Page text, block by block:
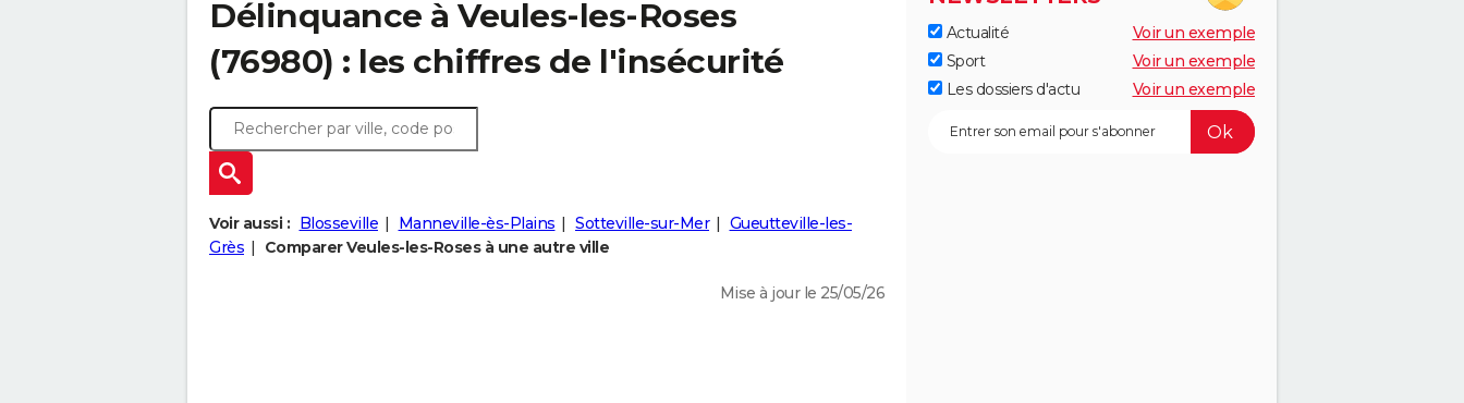
Délinquance à Veules-les-Roses
(76980) : les chiffres de l'insécurité
Voir aussi : Blosseville Manneville-ès-Plains Sotteville-sur-Mer
Gueutteville-les-
Grès
Comparer Veules-les-Roses à une autre ville
Mise à jour le 25/05/26
Actualité
Voir un exemple
Sport
Voir un exemple
Les dossiers d'actu
Voir un exemple